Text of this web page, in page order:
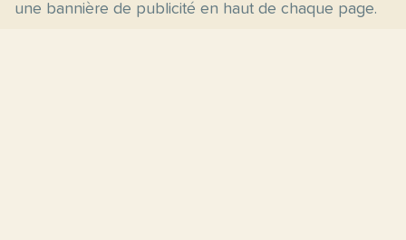
une bannière de publicité en haut de chaque page.